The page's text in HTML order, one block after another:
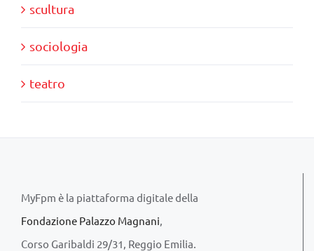
scultura
sociologia
teatro
MyFpm è la piattaforma digitale della
Fondazione Palazzo Magnani
Corso Garibaldi 29/31, Reggio Emilia.